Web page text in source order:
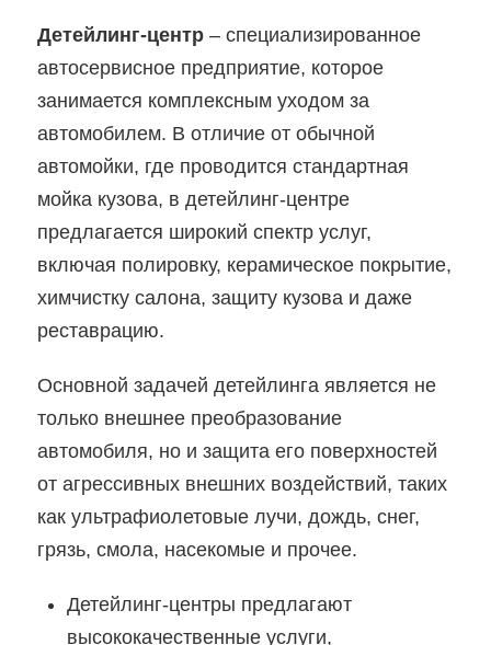
Детейлинг-центр– специализированное
автосервисное предприятие, которое
занимается комплексным уходом за
автомобилем. В отличие от обычной
автомойки, где проводится стандартная
мойка кузова, в детейлинг-центре
предлагается широкий спектр услуг,
включая полировку, керамическое покрытие,
химчистку салона, защиту кузова и даже
реставрацию.
Основной задачей детейлинга является не
только внешнее преобразование
автомобиля, но и защита его поверхностей
от агрессивных внешних воздействий, таких
как ультрафиолетовые лучи, дождь, снег,
грязь, смола, насекомые и прочее.
Детейлинг-центры предлагают
высококачественные услуги,